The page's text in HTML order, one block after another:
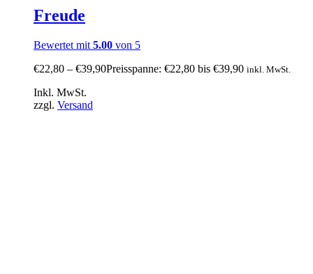
Freude
Bewertet mit 5.00 von 5
€22,80 – €39,90Preisspanne: €22,80 bis €39,90 inkl. MwSt.
Inkl. MwSt.
zzgl. Versand